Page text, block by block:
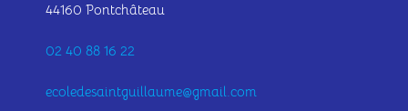
44160 Pontchâteau
02 40 88 16 22
ecoledesaintguillaume@gmail.com